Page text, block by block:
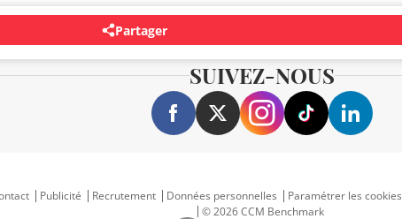
Partager
SUIVEZ-NOUS
Publicité Recrutement Données personnelles Paramétrer les cookies
© 2026 CCM Benchmark